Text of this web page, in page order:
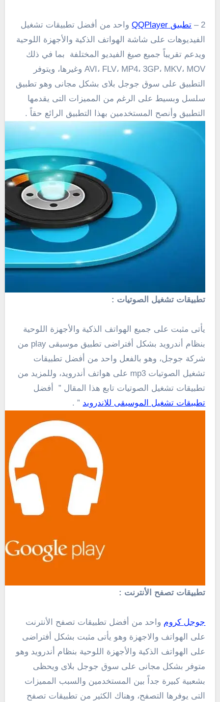
2 – تطبيق QQPlayer
واحد من أفضل تطبيقات تشغيل
الفيديوهات على شاشة الهواتف الذكية والأجهزة اللوحية
ويدعم تقريباً جميع صيغ الفيديو المختلفة بما في ذلك
AVI، FLV، MP4، 3GP، MKV، MOV وغيرها، ويتوفر
التطبيق على سوق جوجل بلاى بشكل مجانى وهو تطبيق
سلسل وبسيط على الرغم من المميزات التى يقدمها
التطبيق وأنصح المستخدمين بهذا التطبيق الرائع حقاً .
تطبيقات تشغيل الصوتيات :
يأتى مثبت على جميع الهواتف الذكية والأجهزة اللوحية
بنظام أندرويد بشكل أفتراضى تطبيق موسيقى play من
شركة جوجل، وهو بالفعل واحد من أفضل تطبيقات
تشغيل الصوتيات mp3 على هواتف أندرويد، وللمزيد من
تطبيقات تشغيل الصوتيات تابع هذا المقال ” أفضل
تطبيقات تشغيل الموسيقى للاندرويد ” .
تطبيقات تصفح الأنترنت :
جوجل كروم واحد من أفضل تطبيقات تصفح الأنترنت
على الهواتف والاجهزة وهو يأتى مثبت بشكل أفتراضى
على الهواتف الذكية والأجهزة اللوحية بنظام أندرويد وهو
متوفر بشكل مجانى على سوق جوجل بلاى ويحظى
بشعبية كبيرة جداً بين المستخدمين والسبب المميزات
التى يوفرها التصفح، وهناك الكثير من تطبيقات تصفح